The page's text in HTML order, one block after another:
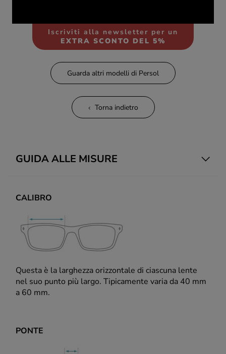
Iscriviti alla newsletter per un
EXTRA SCONTO DEL 5%
Guarda altri modelli di Persol
Torna indietro
GUIDA ALLE MISURE
CALIBRO
Questa è la larghezza orizzontale di ciascuna lente
nel suo punto più largo. Tipicamente varia da 40 mm
a 60 mm.
PONTE